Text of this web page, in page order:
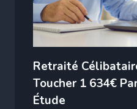
Retraité
Toucher 1 634€
Étude